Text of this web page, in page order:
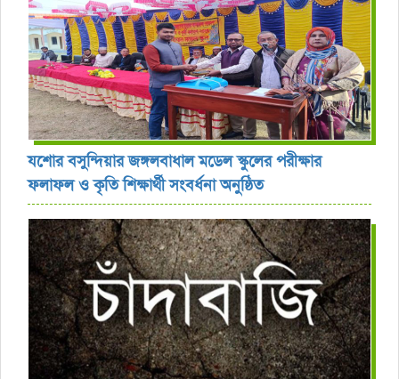
যশোর বসুন্দিয়ার জঙ্গলবাধাল মডেল স্কুলের পরীক্ষার
ফলাফল ও কৃতি শিক্ষার্থী সংবর্ধনা অনুষ্ঠিত